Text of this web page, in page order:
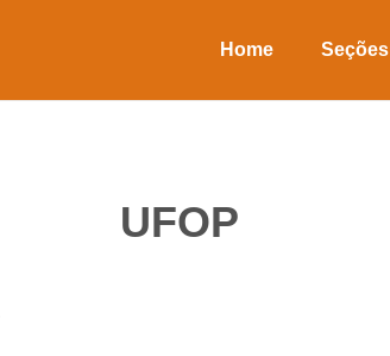
Home Seções
UFOP